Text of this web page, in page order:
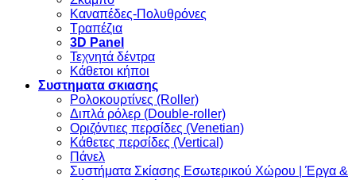
Καναπέδες-Πολυθρόνες
Τραπέζια
3D Panel
Τεχνητά δέντρα
Κάθετοι κήποι
Συστηματα σκιασης
Ρολοκουρτίνες (Roller)
Διπλά ρόλερ (Double-roller)
Οριζόντιες περσίδες (Venetian)
Κάθετες περσίδες (Vertical)
Πάνελ
Συστήματα Σκίασης Εσωτερικού Χώρου | Έργα &